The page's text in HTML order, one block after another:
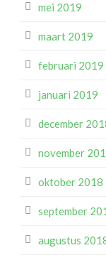
mei 2019
maart 2019
februari 2019
januari 2019
december
november
oktober 2018
september
augustus